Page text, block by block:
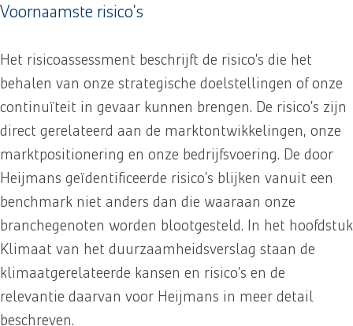
Voornaamste risico’s
Het risicoassessment beschrijft de risico’s die het
behalen van onze strategische doelstellingen of onze
continuïteit in gevaar kunnen brengen. De risico’s zijn
direct gerelateerd aan de marktontwikkelingen, onze
marktpositionering en onze bedrijfsvoering. De door
Heijmans geïdentificeerde risico’s blijken vanuit een
benchmark niet anders dan die waaraan onze
branchegenoten worden blootgesteld. In het hoofdstuk
Klimaat van het duurzaamheidsverslag staan de
klimaatgerelateerde kansen en risico’s en de
relevantie daarvan voor Heijmans in meer detail
beschreven.